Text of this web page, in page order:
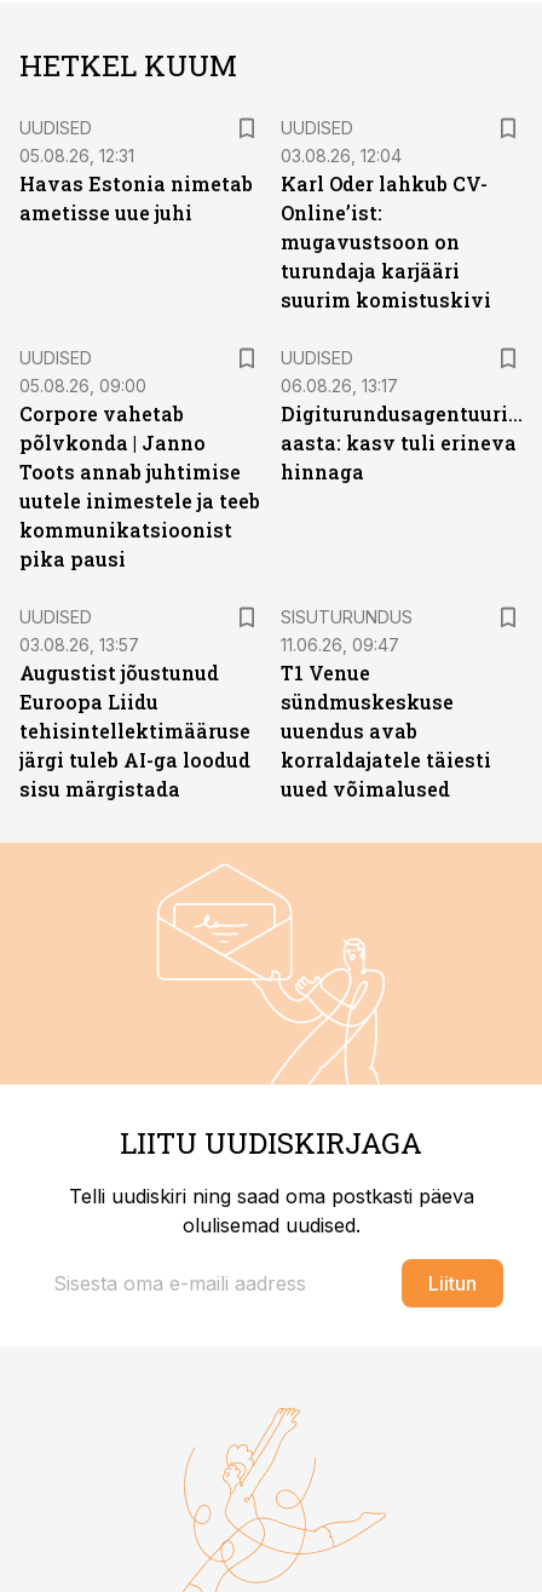
HETKEL KUUM
UUDISED
05.08.26, 12:31
Havas Estonia nimetab
ametisse uue juhi
UUDISED
03.08.26, 12:04
Karl Oder lahkub CV-
Online’ist:
mugavustsoon on
turundaja karjääri
suurim komistuskivi
UUDISED
05.08.26, 09:00
Corpore vahetab
põlvkonda | Janno
Toots annab juhtimise
uutele inimestele ja teeb
kommunikatsioonist
pika pausi
UUDISED
06.08.26, 13:17
Digiturundusagentuuride
aasta: kasv tuli erineva
hinnaga
UUDISED
03.08.26, 13:57
Augustist jõustunud
Euroopa Liidu
tehisintellektimääruse
järgi tuleb AI-ga loodud
sisu märgistada
SISUTURUNDUS
11.06.26, 09:47
T1 Venue
sündmuskeskuse
uuendus avab
korraldajatele täiesti
uued võimalused
LIITU UUDISKIRJAGA
Telli uudiskiri ning saad oma postkasti päeva
olulisemad uudised.
Liitun